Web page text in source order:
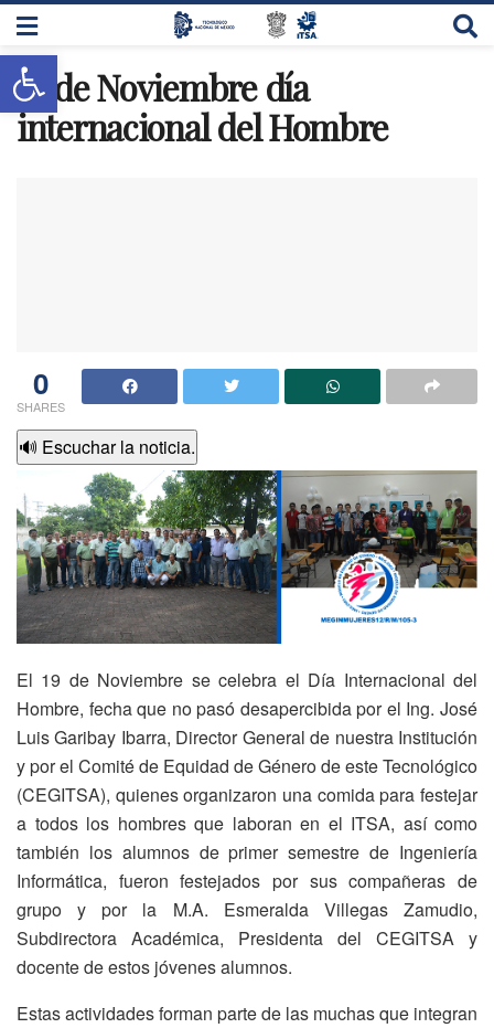
19 de Noviembre día
internacional del Hombre
0
SHARES
🔊 Escuchar la noticia.
El 19 de Noviembre se celebra el Día Internacional del
Hombre, fecha que no pasó desapercibida por el Ing. José
Luis Garibay Ibarra, Director General de nuestra Institución
y por el Comité de Equidad de Género de este Tecnológico
(CEGITSA), quienes organizaron una comida para festejar
a todos los hombres que laboran en el ITSA, así como
también los alumnos de primer semestre de Ingeniería
Informática, fueron festejados por sus compañeras de
grupo y por la M.A. Esmeralda Villegas Zamudio,
Subdirectora Académica, Presidenta del CEGITSA y
docente de estos jóvenes alumnos.
Estas actividades forman parte de las muchas que integran
Abrir barra de herramientas